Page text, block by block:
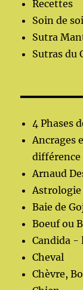
Recettes
Soin de soi
Sutra
Sutras du
4 Phases
Ancrages
différence
Arnaud
Astrologie
Baie de
Boeuf ou
Candida -
Cheval
Chèvre,